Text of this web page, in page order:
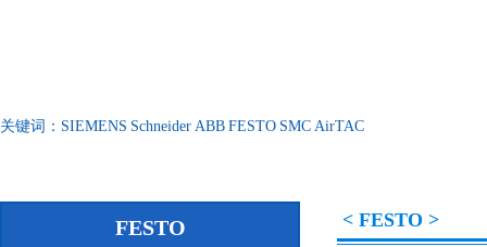
关键词： SIEMENS Schneider ABB FESTO SMC AirTAC
FESTO < FESTO >